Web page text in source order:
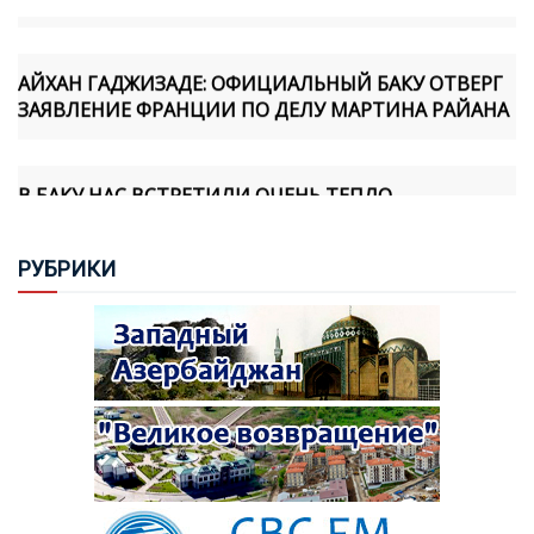
АЙХАН ГАДЖИЗАДЕ: ОФИЦИАЛЬНЫЙ БАКУ ОТВЕРГ
ЗАЯВЛЕНИЕ ФРАНЦИИ ПО ДЕЛУ МАРТИНА РАЙАНА
АРМЯНСКИЙ БОРЕЦ
РЕВАНШИСТСКОЕ ФЭНТЕЗИ: ДОГНАТЬ И
ПЕРЕГНАТЬ АЗЕРБАЙДЖАН? - ЛЕЙЛА
ТАРИВЕРДИЕВА
ПРОКУРАТУРА АРМЕНИИ НАПРАВИЛА В СУД
УГОЛОВНОЕ ДЕЛО ПРОТИВ КАТОЛИКОСА ВСЕХ
АРМЯН ГАРЕГИНА II
РУБРИКИ